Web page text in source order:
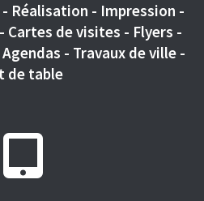
Réalisation - Impression -
de visites - Flyers -
- Travaux de ville -
de table